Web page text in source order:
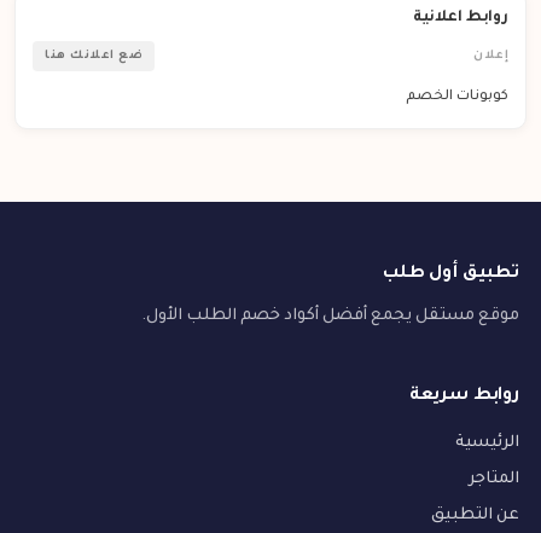
روابط اعلانية
إعلان ضع اعلانك هنا
كوبونات الخصم
تطبيق أول طلب
موقع مستقل يجمع أفضل أكواد خصم الطلب الأول.
روابط سريعة
الرئيسية
المتاجر
عن التطبيق